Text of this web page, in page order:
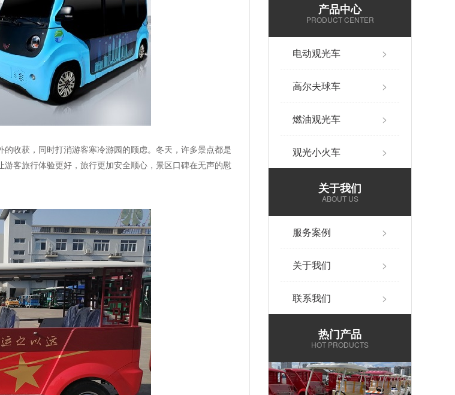
收获，同时打消游客寒冷游园的顾虑。冬天，许多景点都是
客旅行体验更好，旅行更加安全顺心，景区口碑在无声的慰
产品中心
PRODUCT CENTER
电动观光车 >
高尔夫球车 >
燃油观光车 >
观光小火车 >
关于我们
ABOUT US
服务案例 >
关于我们 >
联系我们 >
热门产品
HOT PRODUCTS